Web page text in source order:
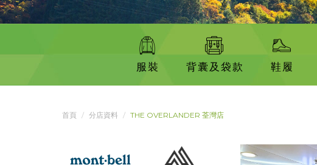
服裝 背囊及袋款 鞋履
首頁 分店資料 THE OVERLANDER 荃灣店